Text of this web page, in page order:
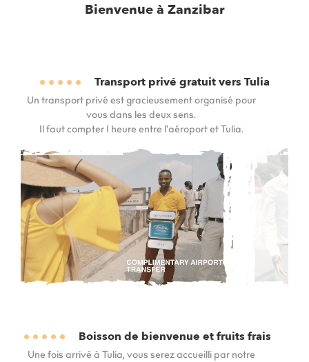
Bienvenue à Zanzibar
Transport privé gratuit vers Tulia
Un transport privé est gracieusement organisé pour
vous dans les deux sens.
Il faut compter 1 heure entre l'aéroport et Tulia.
Boisson de bienvenue et fruits frais
Une fois arrivé à Tulia, vous serez accueilli par notre